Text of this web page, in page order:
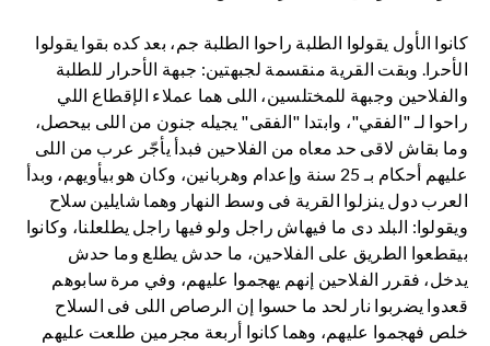
كانوا الأول يقولوا الطلبة راحوا الطلبة جم، بعد كده بقوا يقولوا
الأحرا. وبقت القرية منقسمة لجبهتين: جبهة الأحرار للطلبة
والفلاحين وجبهة للمختلسين، اللى هما عملاء الإقطاع اللي
راحوا لـ "الفقي"، وابتدا "الفقى" يجيله جنون من اللى بيحصل،
وما بقاش لاقى حد معاه من الفلاحين فبدأ يأجّر عرب من اللى
عليهم أحكام بـ 25 سنة وإعدام وهربانين، وكان هو بيأويهم، وبدأ
العرب دول ينزلوا القرية فى وسط النهار وهما شايلين سلاح
ويقولوا: البلد دى ما فيهاش راجل ولو فيها راجل يطلعلنا، وكانوا
بيقطعوا الطريق على الفلاحين، ما حدش يطلع وما حدش
يدخل، فقرر الفلاحين إنهم يهجموا عليهم، وفي مرة سابوهم
قعدوا يضربوا نار لحد ما حسوا إن الرصاص اللى فى السلاح
خلص فهجموا عليهم، وهما كانوا أربعة مجرمين طلعت عليهم